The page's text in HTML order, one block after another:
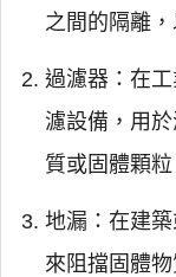
之間的隔離
過濾器：在
濾設備，用
質或固體顆粒
地漏：在建
來阻擋固體